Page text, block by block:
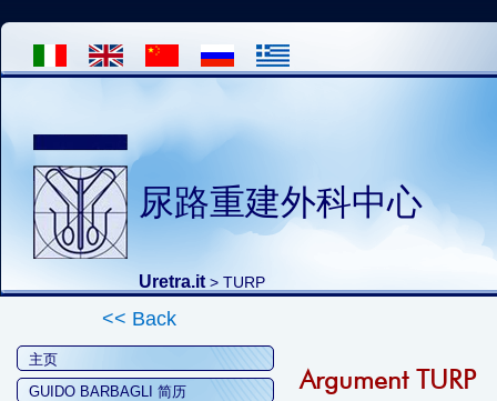
尿路重建外科中心
Uretra.it > TURP
<< Back
主页
GUIDO BARBAGLI 简历
Argument TURP